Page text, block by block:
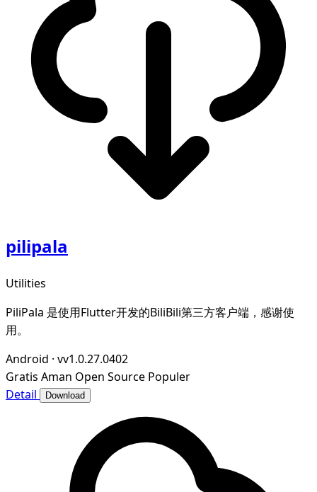
pilipala
Utilities
PiliPala 是使用Flutter开发的BiliBili第三方客户端，感谢使
用。
Android · vv1.0.27.0402
Gratis Aman Open Source Populer
Detail
Download